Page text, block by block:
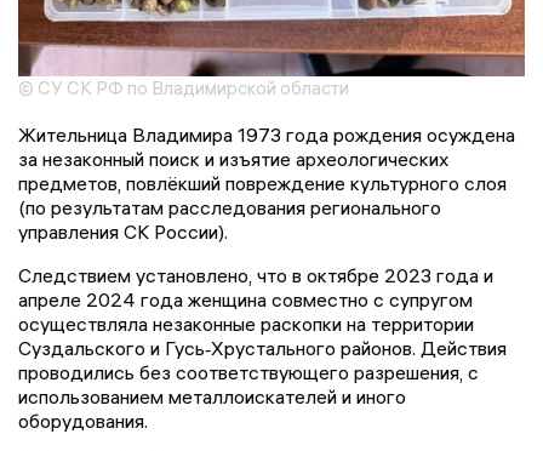
© СУ СК РФ по Владимирской области
Жительница Владимира 1973 года рождения осуждена
за незаконный поиск и изъятие археологических
предметов, повлёкший повреждение культурного слоя
(по результатам расследования регионального
управления СК России).
Следствием установлено, что в октябре 2023 года и
апреле 2024 года женщина совместно с супругом
осуществляла незаконные раскопки на территории
Суздальского и Гусь‑Хрустального районов. Действия
проводились без соответствующего разрешения, с
использованием металлоискателей и иного
оборудования.